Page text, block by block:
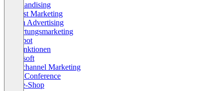
Merchandising
Podcast Marketing
Search Advertising
Bewertungsmarketing
HubSpot
KI-Funktionen
Microsoft
Omnichannel Marketing
OMR Conference
Online-Shop